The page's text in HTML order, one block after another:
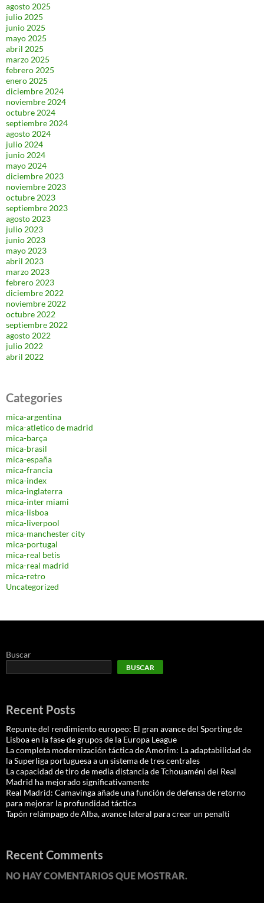
agosto 2025
julio 2025
junio 2025
mayo 2025
abril 2025
marzo 2025
febrero 2025
enero 2025
diciembre 2024
noviembre 2024
octubre 2024
septiembre 2024
agosto 2024
julio 2024
junio 2024
mayo 2024
diciembre 2023
noviembre 2023
octubre 2023
septiembre 2023
agosto 2023
julio 2023
junio 2023
mayo 2023
abril 2023
marzo 2023
febrero 2023
diciembre 2022
noviembre 2022
octubre 2022
septiembre 2022
agosto 2022
julio 2022
abril 2022
Categories
mica-argentina
mica-atletico de madrid
mica-barça
mica-brasil
mica-españa
mica-francia
mica-index
mica-inglaterra
mica-inter miami
mica-lisboa
mica-liverpool
mica-manchester city
mica-portugal
mica-real betis
mica-real madrid
mica-retro
Uncategorized
Buscar
BUSCAR
Recent Posts
Repunte del rendimiento europeo: El gran avance del Sporting de
Lisboa en la fase de grupos de la Europa League
La completa modernización táctica de Amorim: La adaptabilidad de
la Superliga portuguesa a un sistema de tres centrales
La capacidad de tiro de media distancia de Tchouaméni del Real
Madrid ha mejorado significativamente
Real Madrid: Camavinga añade una función de defensa de retorno
para mejorar la profundidad táctica
Tapón relámpago de Alba, avance lateral para crear un penalti
Recent Comments
NO HAY COMENTARIOS QUE MOSTRAR.